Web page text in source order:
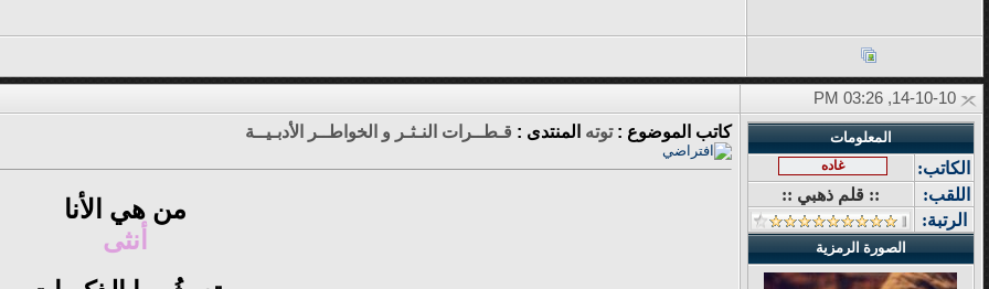
المعلومات
الكاتب: غاده
اللقب:
:: قلم ذهبي ::
الرتبة:
الصورة الرمزية
كاتب الموضوع :توته المنتدى : قـطــرات النـثـر و الخواطــر الأدبـيــة
من هي الأنا
أنثى